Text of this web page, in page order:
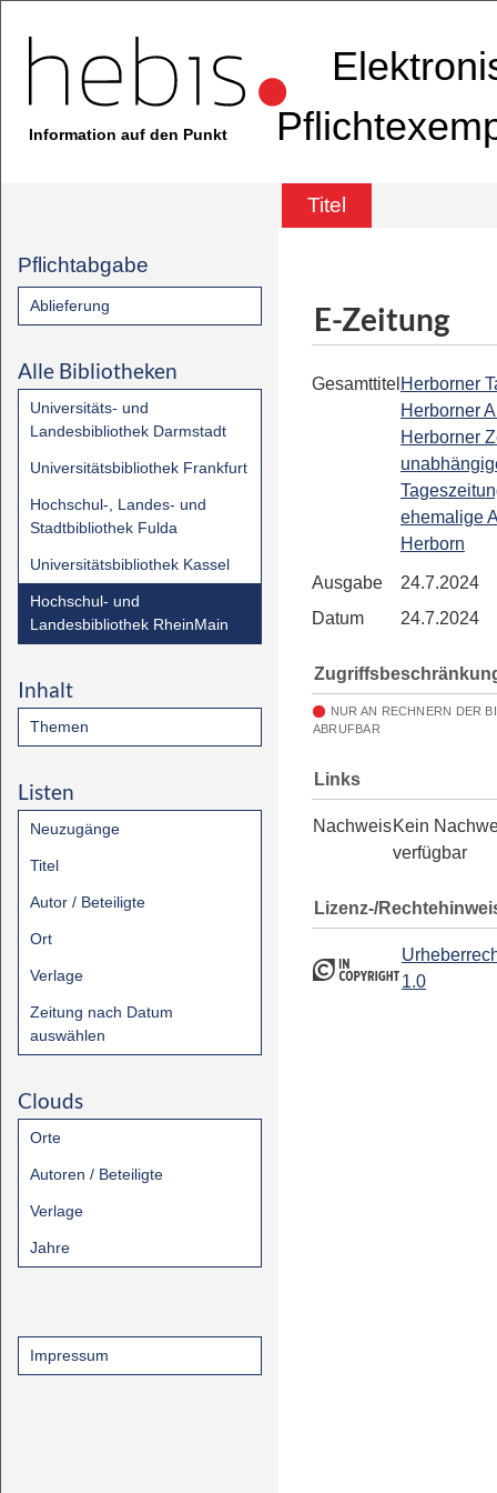
Information auf den Punkt
Titel
Pflichtabgabe
Ablieferung
Alle Bibliotheken
Universitäts- und
Landesbibliothek Darmstadt
Universitätsbibliothek Frankfurt
Hochschul-, Landes- und
Stadtbibliothek Fulda
Universitätsbibliothek Kassel
Hochschul- und
Landesbibliothek RheinMain
Inhalt
Themen
Listen
Neuzugänge
Titel
Autor / Beteiligte
Ort
Verlage
Zeitung nach Datum
auswählen
Clouds
Orte
Autoren / Beteiligte
Verlage
Jahre
Impressum
E-Zeitung
Gesamttitel Herborner
Herborner
Herborner
ehemalige
Herborn
Ausgabe
24.7.2024
Datum
24.7.2024
NUR AN RECHNERN DER
ABRUFBAR
Links
NachweisKein
verfügbar
Lizenz-/
1.0